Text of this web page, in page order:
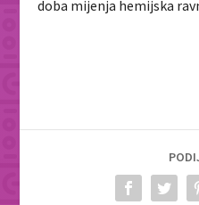
doba mijenja hemijska